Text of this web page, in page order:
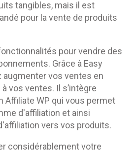
tangibles, mais il est
pour la vente de produits
pour vendre des
Grâce à Easy
augmenter vos ventes en
vos ventes. Il s’intègre
Affiliate WP qui vous permet
d'affiliation et ainsi
vers vos produits.
considérablement votre